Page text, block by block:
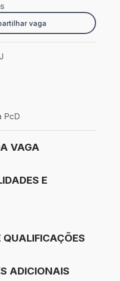
vaga
de Janeiro - RJ
PcD
VAGA
E
QUALIFICAÇÕES
ADICIONAIS